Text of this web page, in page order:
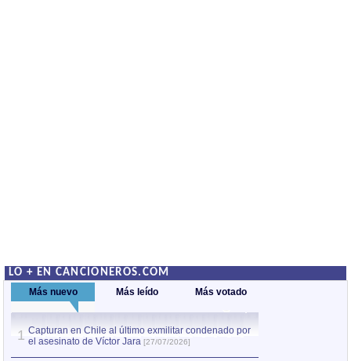
LO + EN CANCIONEROS.COM
Más nuevo Más leído Más votado
1 Capturan en Chile al último exmilitar condenado por
el asesinato de Víctor Jara [27/07/2026]